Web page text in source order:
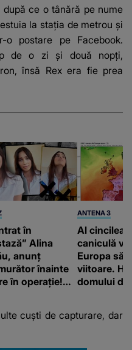
ce o tânără pe nume
la stația de metrou și
o postare pe Facebook.
de o zi și două nopți,
însă Rex era fie prea
în
Alina
anunț
înainte
în operație!
ANTENA 3
Al cincilea
caniculă
Europa
viitoare.
domului de
cuști de capturare, dar